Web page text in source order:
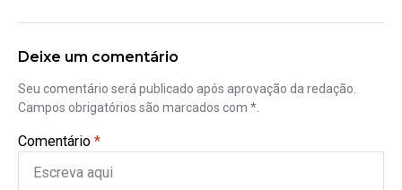
Deixe um comentário
Seu comentário será publicado após aprovação da redação.
Campos obrigatórios são marcados com *.
Comentário *